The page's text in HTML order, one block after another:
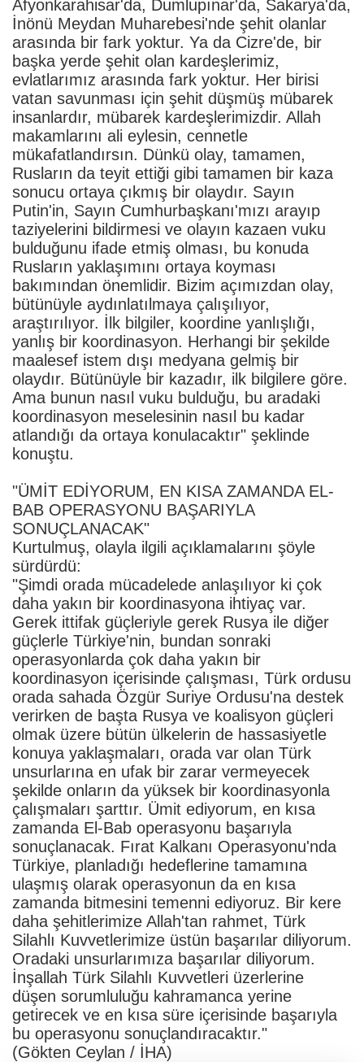
Afyonkarahisar'da, Dumlupınar'da, Sakarya'da,
İnönü Meydan Muharebesi'nde şehit olanlar
arasında bir fark yoktur. Ya da Cizre'de, bir
başka yerde şehit olan kardeşlerimiz,
evlatlarımız arasında fark yoktur. Her birisi
vatan savunması için şehit düşmüş mübarek
insanlardır, mübarek kardeşlerimizdir. Allah
makamlarını ali eylesin, cennetle
mükafatlandırsın. Dünkü olay, tamamen,
Rusların da teyit ettiği gibi tamamen bir kaza
sonucu ortaya çıkmış bir olaydır. Sayın
Putin'in, Sayın Cumhurbaşkanı'mızı arayıp
taziyelerini bildirmesi ve olayın kazaen vuku
bulduğunu ifade etmiş olması, bu konuda
Rusların yaklaşımını ortaya koyması
bakımından önemlidir. Bizim açımızdan olay,
bütünüyle aydınlatılmaya çalışılıyor,
araştırılıyor. İlk bilgiler, koordine yanlışlığı,
yanlış bir koordinasyon. Herhangi bir şekilde
maalesef istem dışı medyana gelmiş bir
olaydır. Bütünüyle bir kazadır, ilk bilgilere göre.
Ama bunun nasıl vuku bulduğu, bu aradaki
koordinasyon meselesinin nasıl bu kadar
atlandığı da ortaya konulacaktır" şeklinde
konuştu.
"ÜMİT EDİYORUM, EN KISA ZAMANDA EL-
BAB OPERASYONU BAŞARIYLA
SONUÇLANACAK"
Kurtulmuş, olayla ilgili açıklamalarını şöyle
sürdürdü:
"Şimdi orada mücadelede anlaşılıyor ki çok
daha yakın bir koordinasyona ihtiyaç var.
Gerek ittifak güçleriyle gerek Rusya ile diğer
güçlerle Türkiye'nin, bundan sonraki
operasyonlarda çok daha yakın bir
koordinasyon içerisinde çalışması, Türk ordusu
orada sahada Özgür Suriye Ordusu'na destek
verirken de başta Rusya ve koalisyon güçleri
olmak üzere bütün ülkelerin de hassasiyetle
konuya yaklaşmaları, orada var olan Türk
unsurlarına en ufak bir zarar vermeyecek
şekilde onların da yüksek bir koordinasyonla
çalışmaları şarttır. Ümit ediyorum, en kısa
zamanda El-Bab operasyonu başarıyla
sonuçlanacak. Fırat Kalkanı Operasyonu'nda
Türkiye, planladığı hedeflerine tamamına
ulaşmış olarak operasyonun da en kısa
zamanda bitmesini temenni ediyoruz. Bir kere
daha şehitlerimize Allah'tan rahmet, Türk
Silahlı Kuvvetlerimize üstün başarılar diliyorum.
Oradaki unsurlarımıza başarılar diliyorum.
İnşallah Türk Silahlı Kuvvetleri üzerlerine
düşen sorumluluğu kahramanca yerine
getirecek ve en kısa süre içerisinde başarıyla
bu operasyonu sonuçlandıracaktır."
(Gökten Ceylan / İHA)